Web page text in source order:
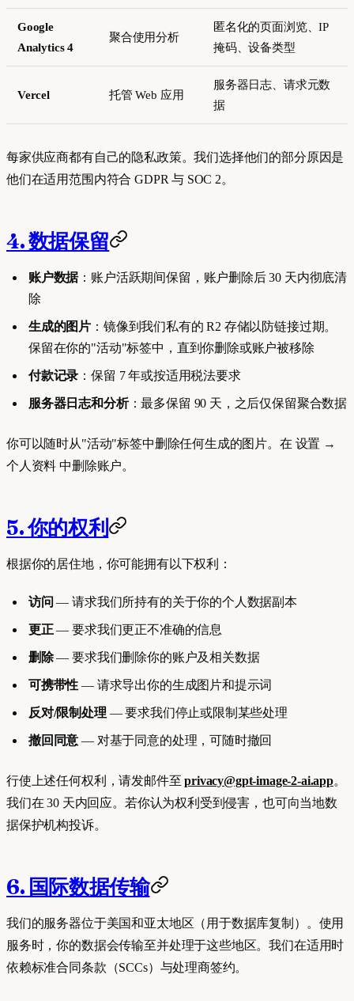
Google
Analytics 4
聚合使用分析
匿名化的页面浏览、IP
掩码、设备类型
Vercel 托管 Web 应用
服务器日志、请求元数
据
每家供应商都有自己的隐私政策。我们选择他们的部分原因是
他们在适用范围内符合 GDPR 与 SOC 2。
4. 数据保留
账户数据：账户活跃期间保留，账户删除后 30 天内彻底清
除
生成的图片 ：镜像到我们私有的 R2 存储以防链接过期。
保留在你的"活动"标签中，直到你删除或账户被移除
付款记录 ：保留 7 年或按适用税法要求
服务器日志和分析：最多保留 90 天，之后仅保留聚合数据
你可以随时从"活动"标签中删除任何生成的图片。在 设置 →
个人资料 中删除账户。
5. 你的权利
根据你的居住地，你可能拥有以下权利：
访问 — 请求我们所持有的关于你的个人数据副本
更正— 要求我们更正不准确的信息
删除— 要求我们删除你的账户及相关数据
可携带性 — 请求导出你的生成图片和提示词
反对/限制处理 — 要求我们停止或限制某些处理
撤回同意 — 对基于同意的处理，可随时撤回
行使上述任何权利，请发邮件至privacy@gpt-image-2-ai.app。
我们在 30 天内回应。若你认为权利受到侵害，也可向当地数
据保护机构投诉。
6. 国际数据传输
我们的服务器位于美国和亚太地区（用于数据库复制）。使用
服务时，你的数据会传输至并处理于这些地区。我们在适用时
依赖标准合同条款（SCCs）与处理商签约。